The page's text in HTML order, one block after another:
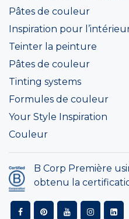
Pâtes de couleur
Inspiration pour
Teinter la peinture
Pâtes de couleur
Tinting systems
Formules de couleur
Your Style Inspiration
Couleur
B Corp Première
obtenu la